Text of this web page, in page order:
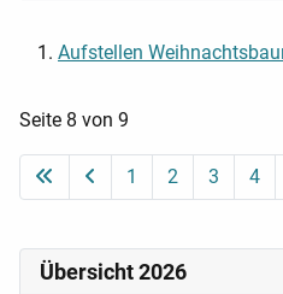
Aufstellen
Seite 8 von 9
1 2 3 4
Übersicht 2026